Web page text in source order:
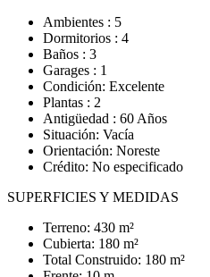
Ambientes : 5
Dormitorios : 4
Baños : 3
Garages : 1
Condición: Excelente
Plantas : 2
Antigüedad : 60 Años
Situación: Vacía
Orientación: Noreste
Crédito: No especificado
SUPERFICIES Y MEDIDAS
Terreno: 430 m²
Cubierta: 180 m²
Total Construido: 180 m²